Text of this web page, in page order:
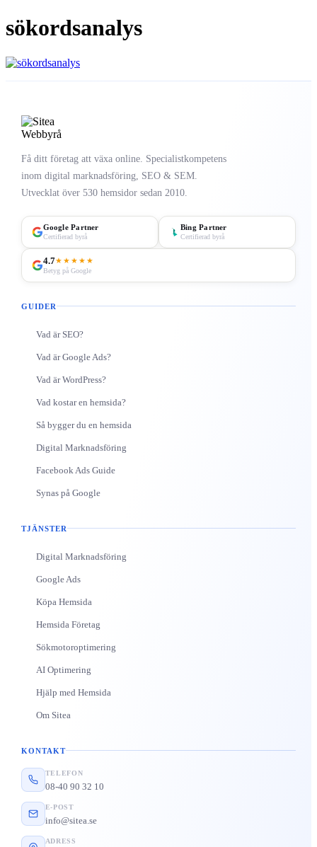
sökordsanalys
Få ditt företag att växa online. Specialistkompetens
inom digital marknadsföring, SEO & SEM.
Utvecklat över 530 hemsidor sedan 2010.
Google Partner
Certifierad byrå
Bing Partner
Certifierad byrå
4.7★★★★★
Betyg på Google
GUIDER
Vad är SEO?
Vad är Google Ads?
Vad är WordPress?
Vad kostar en hemsida?
Så bygger du en hemsida
Digital Marknadsföring
Facebook Ads Guide
Synas på Google
TJÄNSTER
Digital Marknadsföring
Google Ads
Köpa Hemsida
Hemsida Företag
Sökmotoroptimering
AI Optimering
Hjälp med Hemsida
Om Sitea
KONTAKT
TELEFON
08-40 90 32 10
E-POST
info@sitea.se
ADRESS